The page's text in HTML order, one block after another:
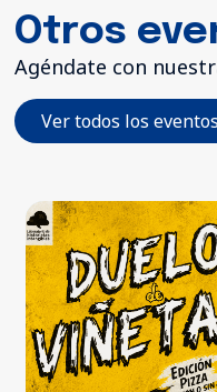
Otros
Agéndate con
Ver todos los eventos